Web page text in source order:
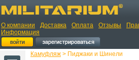
О компании Доставка Оплата Отзывы
Информация
Камуфляж > Пиджаки и Шинели